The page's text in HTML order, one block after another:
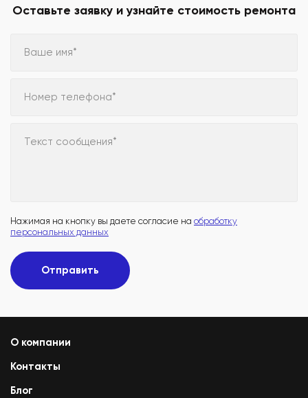
Оставьте заявку и узнайте стоимость ремонта
Ваше имя*
Номер телефона*
Текст сообщения*
Нажимая на кнопку вы даете согласие на обработку
персональных данных
Отправить
О компании
Контакты
Блог